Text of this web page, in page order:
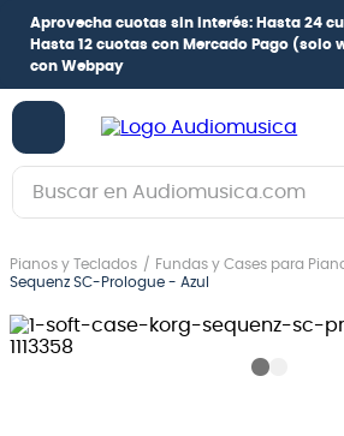
Aprovecha cuotas sin interés: Hasta 24
Hasta 12 cuotas con Mercado Pago (solo
con Webpay
Buscar en Audiomusica.com
Pianos y Teclados Fundas y Cases para
Sequenz SC-Prologue - Azul
1.
guitarra electrica
2.
bajo